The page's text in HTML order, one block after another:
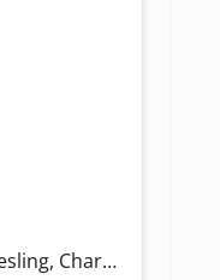
, Chardonnay